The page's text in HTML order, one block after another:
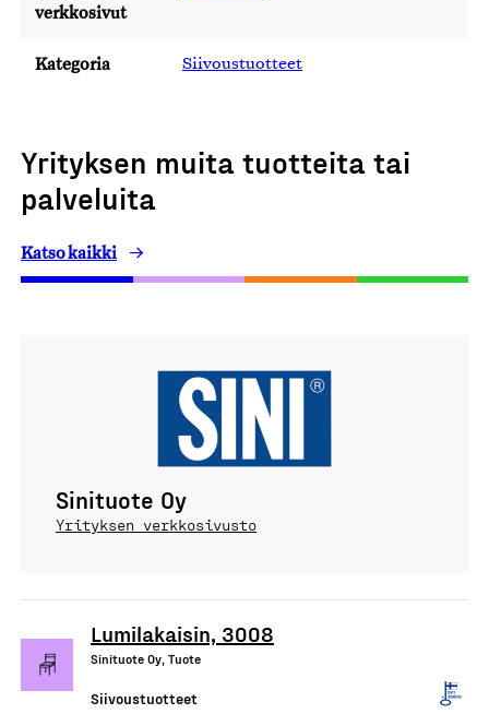
verkkosivut
Kategoria Siivoustuotteet
Yrityksen muita tuotteita tai
palveluita
Katso kaikki
Sinituote Oy
Yrityksen verkkosivusto
Lumilakaisin, 3008
Sinituote Oy, Tuote
Siivoustuotteet